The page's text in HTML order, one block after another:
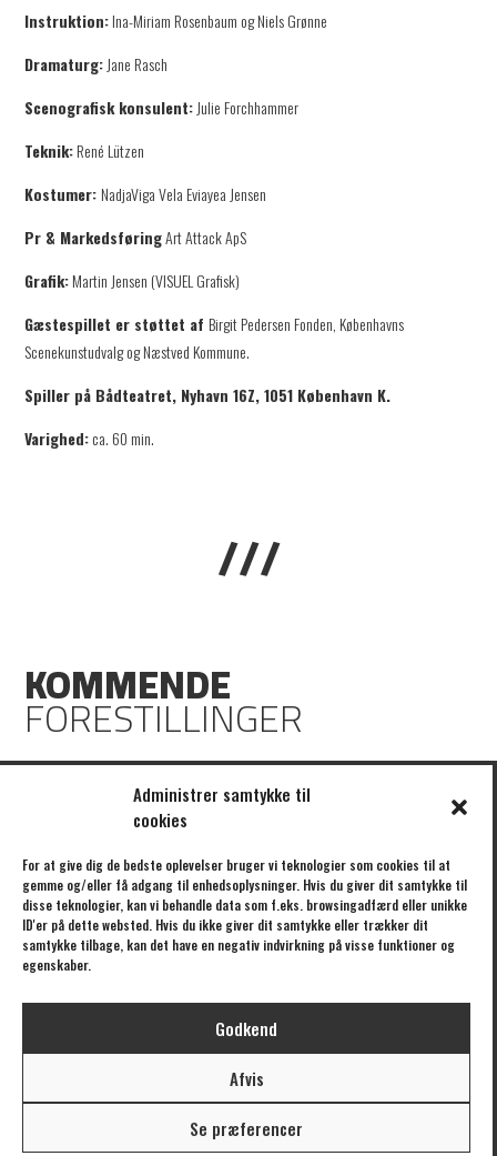
Administrer samtykke til
cookies
For at give dig de bedste oplevelser bruger vi teknologier som cookies til at
gemme og/eller få adgang til enhedsoplysninger. Hvis du giver dit samtykke til
disse teknologier, kan vi behandle data som f.eks. browsingadfærd eller unikke
ID'er på dette websted. Hvis du ikke giver dit samtykke eller trækker dit
samtykke tilbage, kan det have en negativ indvirkning på visse funktioner og
egenskaber.
Godkend
Afvis
Se præferencer
Instruktion:Ina-Miriam Rosenbaum og Niels Grønne
Dramaturg:Jane Rasch
Scenografisk konsulent:Julie Forchhammer
Teknik:René Lützen
Kostumer: NadjaViga Vela Eviayea Jensen
Pr & MarkedsføringArt Attack ApS
Grafik:Martin Jensen (VISUEL Grafisk)
Gæstespillet er støttet af Birgit Pedersen Fonden, Københavns
Scenekunstudvalg og Næstved Kommune.
Spiller på Bådteatret, Nyhavn 16Z, 1051 København K.
Varighed:ca. 60 min.
///
KOMMENDE
FORESTILLINGER
KLIK HER FOR AT TILMELDE DIG VORES NYHEDSBREV
/// FORESTILLINGER
ARKIV
/// BÅDTEATRET
STØTTE
KONTAKT